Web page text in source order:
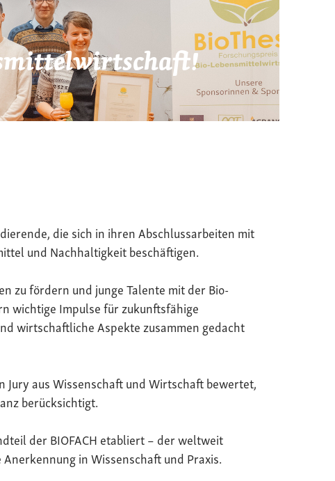
die sich in ihren Abschlussarbeiten mit
und Nachhaltigkeit beschäftigen.
zu fördern und junge Talente mit der Bio-
wichtige Impulse für zukunftsfähige
wirtschaftliche Aspekte zusammen gedacht
aus Wissenschaft und Wirtschaft bewertet,
berücksichtigt.
der BIOFACH etabliert – der weltweit
in Wissenschaft und Praxis.